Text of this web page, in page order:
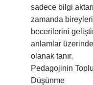
sadece bilgi
zamanda
becerilerini
anlamlar
olanak tanır.
Pedagojinin
Düşünme